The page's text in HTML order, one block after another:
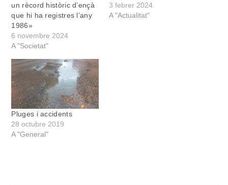
un rècord històric d’ençà
que hi ha registres l’any
1986»
6 novembre 2024
A "Societat"
3 febrer 2024
A "Actualitat"
Pluges i accidents
28 octubre 2019
A "General"